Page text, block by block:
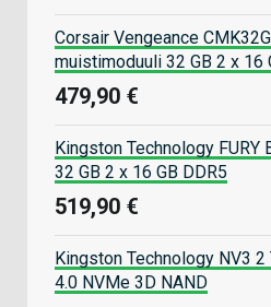
Corsair Vengeance
muistimoduuli 32 GB 2 x 16
479,90 €
Kingston Technology
32 GB 2 x 16 GB DDR5
519,90 €
Kingston Technology NV3
4.0 NVMe 3D NAND